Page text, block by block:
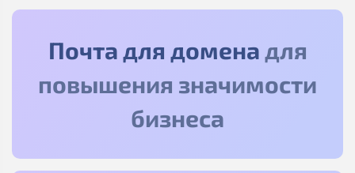
Почта для доменадля
повышения значимости
бизнеса